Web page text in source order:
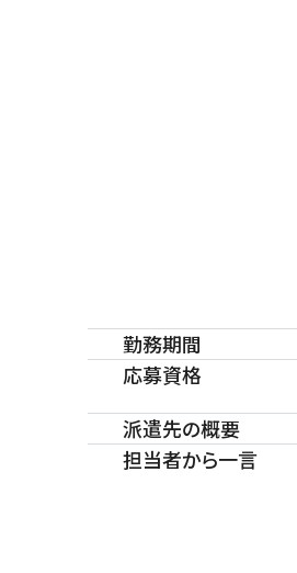
勤務期間
応募資格
派遣先の概要
担当者から一言